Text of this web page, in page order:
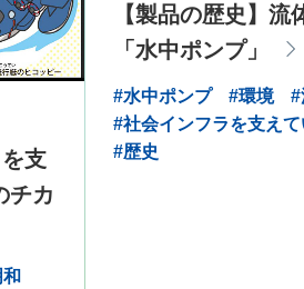
支
チカ
【製品の歴史】流
「水中ポンプ」
#水中ポンプ #環境
#
#社会インフラを支え
#歴史